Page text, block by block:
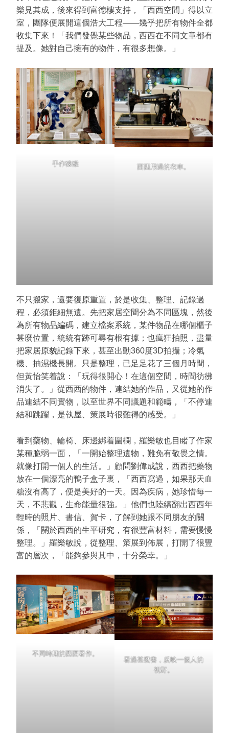
樂見其成，後來得到富德樓支持，「西西空間」得以立
室，團隊便展開這個浩大工程——幾乎把所有物件全都
收集下來！「我們發覺某些物品，西西在不同文章都有
提及。她對自己擁有的物件，有很多想像。」
手作猿猴 西西用過的衣車。
不只搬家，還要復原重置，於是收集、整理、記錄過
程，必須鉅細無遺。先把家居空間分為不同區塊，然後
為所有物品編碼，建立檔案系統，某件物品在哪個櫃子
甚麼位置，統統有跡可尋有根有據；也瘋狂拍照，盡量
把家居原貌記錄下來，甚至出動360度3D拍攝；冷氣
機、抽濕機長開。只是整理，已足足花了三個月時間，
但黃怡笑着說：「玩得很開心！在這個空間，時間彷彿
消失了。」從西西的物件，連結她的作品，又從她的作
品連結不同實物，以至世界不同議題和範疇，「不停連
結和跳躍，是執屋、策展時很難得的感受。」
看到藥物、輪椅、床邊綁着圍欄，羅樂敏也目睹了作家
某種脆弱一面，「一開始整理遺物，難免有敬畏之情。
就像打開一個人的生活。」顧問劉偉成說，西西把藥物
放在一個漂亮的鴨子盒子裏，「西西寫過，如果那天血
糖沒有高了，便是美好的一天。因為疾病，她珍惜每一
天，不悲觀，生命能量很強。」他們也陸續翻出西西年
輕時的照片、書信、賀卡，了解到她跟不同朋友的關
係，「關於西西的生平研究，有很豐富材料，需要慢慢
整理。」羅樂敏說，從整理、策展到佈展，打開了很豐
富的層次，「能夠參與其中，十分榮幸。」
不同時期的西西著作。
看過甚麼書，反映一個人的
視野。